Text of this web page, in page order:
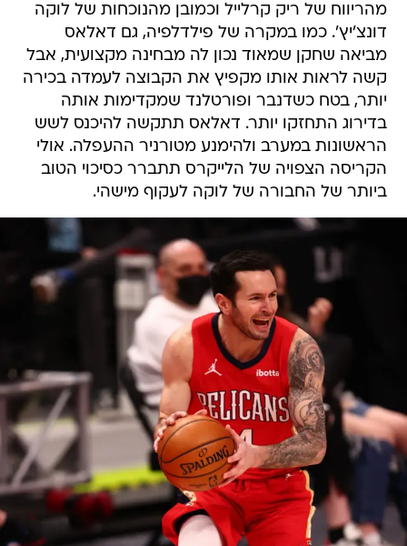
מהריווח של ריק קרלייל וכמובן מהנוכחות של לוקה
דונצ'יץ'. כמו במקרה של פילדלפיה, גם דאלאס
מביאה שחקן שמאוד נכון לה מבחינה מקצועית, אבל
קשה לראות אותו מקפיץ את הקבוצה לעמדה בכירה
יותר, בטח כשדנבר ופורטלנד שמקדימות אותה
בדירוג התחזקו יותר. דאלאס תתקשה להיכנס לשש
הראשונות במערב ולהימנע מטורניר ההעפלה. אולי
הקריסה הצפויה של הלייקרס תתברר כסיכוי הטוב
ביותר של החבורה של לוקה לעקוף מישהי.